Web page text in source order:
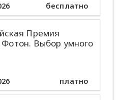
бесплатно
Премия
Фотон. Выбор умного
платно